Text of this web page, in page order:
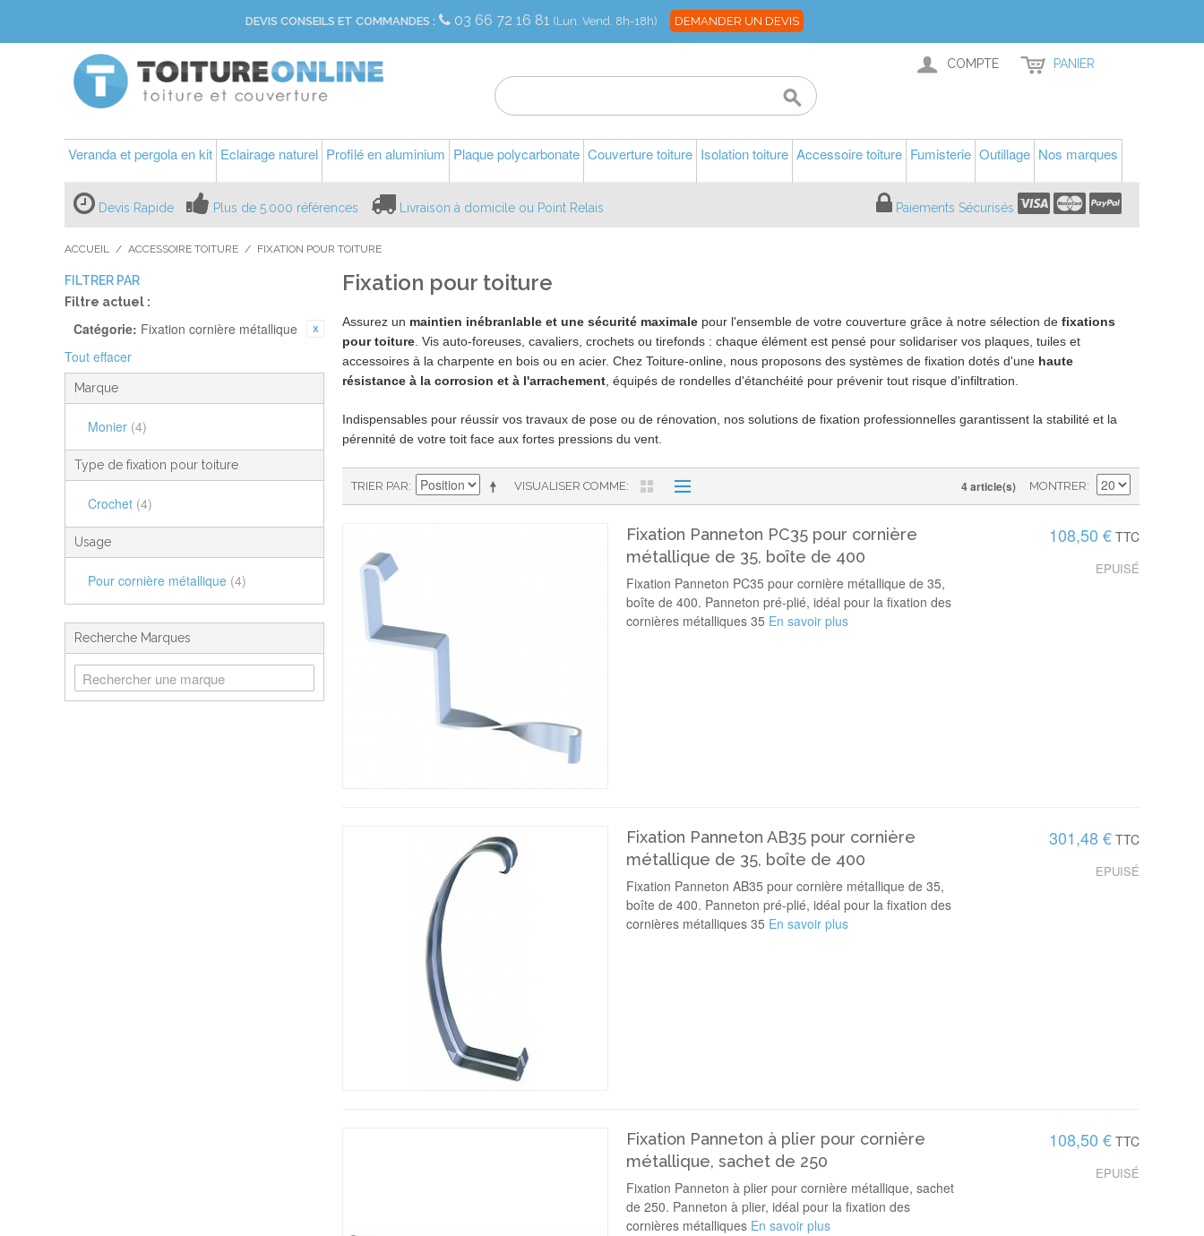
DEVIS CONSEILS ET COMMANDES : 03 66 72 16 81 (Lun. Vend. 8h-18h) DEMANDER UN DEVIS
COMPTE PANIER
Veranda et pergola en kit Eclairage naturel Profilé en aluminium Plaque polycarbonate Couverture toiture Isolation toiture Accessoire toiture Fumisterie Outillage Nos marques
Devis Rapide Plus de 5.000 références Livraison à domicile ou Point Relais Paiements Sécurisés
ACCUEIL / ACCESSOIRE TOITURE / FIXATION POUR TOITURE
Fixation pour toiture
Assurez un maintien inébranlable et une sécurité maximale pour l'ensemble de votre couverture grâce à notre sélection de fixations
pour toiture . Vis auto-foreuses, cavaliers, crochets ou tirefonds : chaque élément est pensé pour solidariser vos plaques, tuiles et
accessoires à la charpente en bois ou en acier. Chez Toiture-online, nous proposons des systèmes de fixation dotés d'une haute
résistance à la corrosion et à l'arrachement , équipés de rondelles d'étanchéité pour prévenir tout risque d'infiltration.
Indispensables pour réussir vos travaux de pose ou de rénovation, nos solutions de fixation professionnelles garantissent la stabilité et la
pérennité de votre toit face aux fortes pressions du vent.
VISUALISER COMME
TRIER PAR 4 article(s) MONTRER
Fixation Panneton PC35 pour cornière
métallique de 35, boîte de 400
108,50 € TTC
EPUISÉ
Fixation Panneton PC35 pour cornière métallique de 35,
boîte de 400. Panneton pré-plié, idéal pour la fixation des
cornières métalliques 35 En savoir plus
Fixation Panneton AB35 pour cornière
métallique de 35, boîte de 400
301,48 € TTC
EPUISÉ
Fixation Panneton AB35 pour cornière métallique de 35,
boîte de 400. Panneton pré-plié, idéal pour la fixation des
cornières métalliques 35 En savoir plus
Fixation Panneton à plier pour cornière
métallique, sachet de 250
108,50 € TTC
EPUISÉ
Fixation Panneton à plier pour cornière métallique, sachet
de 250. Panneton à plier, idéal pour la fixation des
cornières métalliques En savoir plus
FILTRER PAR
Filtre actuel :
Catégorie: Fixation cornière métallique
Tout effacer
Marque
Monier (4)
Type de fixation pour toiture
Crochet (4)
Usage
Pour cornière métallique (4)
Recherche Marques